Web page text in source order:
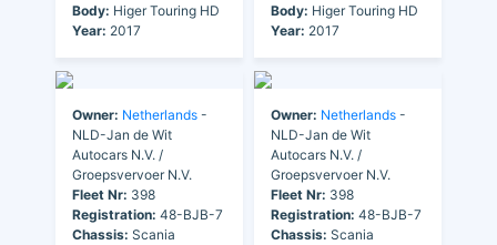
Body: Higer Touring HD
Year: 2017
Body: Higer Touring HD
Year: 2017
Owner: Netherlands -
NLD-Jan de Wit
Autocars N.V. /
Groepsvervoer N.V.
Fleet Nr: 398
Registration: 48-BJB-7
Chassis: Scania
Owner: Netherlands -
NLD-Jan de Wit
Autocars N.V. /
Groepsvervoer N.V.
Fleet Nr: 398
Registration: 48-BJB-7
Chassis: Scania